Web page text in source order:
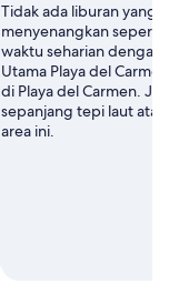
Tidak ada liburan yang
menyenangkan seperti
waktu seharian dengan
Utama Playa del
di Playa del Carmen.
sepanjang tepi laut atau
area ini.